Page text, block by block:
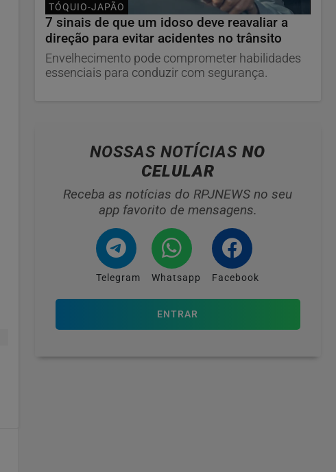
TÓQUIO-JAPÃO
7 sinais de que um idoso deve reavaliar a
direção para evitar acidentes no trânsito
Envelhecimento pode comprometer habilidades
essenciais para conduzir com segurança.
NOSSAS NOTÍCIASNO
CELULAR
Receba as notícias do RPJNEWS no seu
app favorito de mensagens.
Telegram Whatsapp Facebook
ENTRAR